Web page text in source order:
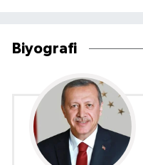
Biyografi